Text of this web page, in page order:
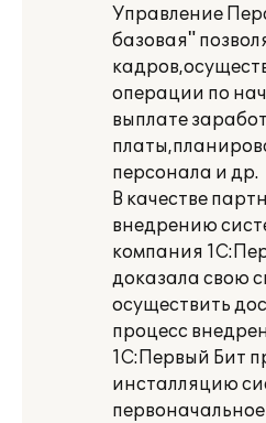
Управление
базовая"
операции по
выплате
персонала и др.
В качестве
внедрению
компания
доказала свою
осуществить
процесс
1С:Первый Бит
инсталляцию